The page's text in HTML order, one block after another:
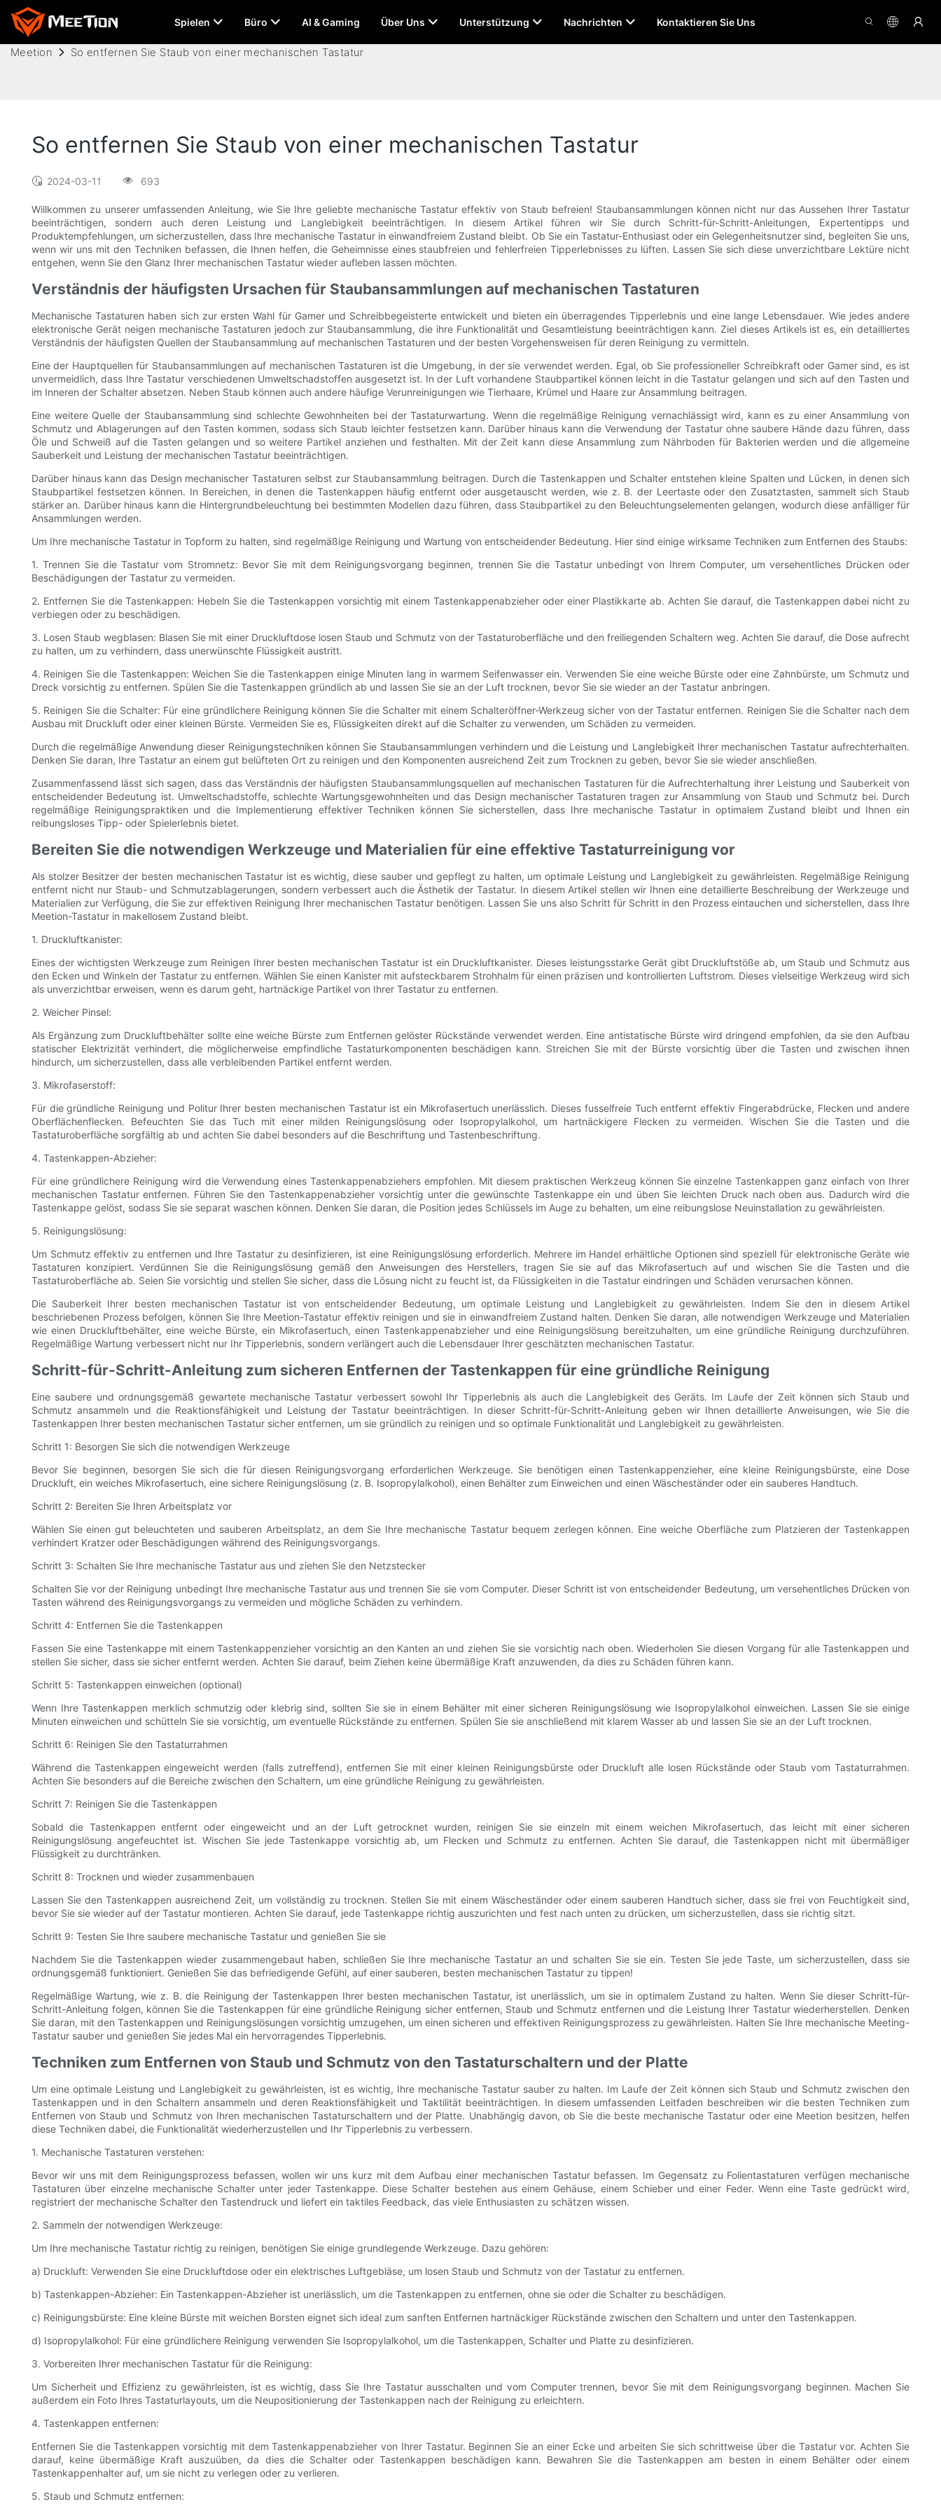
Spielen Büro AI & Gaming Über Uns Unterstützung Nachrichten Kontaktieren Sie Uns
Meetion So entfernen Sie Staub von einer mechanischen Tastatur
So entfernen Sie Staub von einer mechanischen Tastatur
2024-03-11 693
Willkommen zu unserer umfassenden Anleitung, wie Sie Ihre geliebte mechanische Tastatur effektiv von Staub befreien! Staubansammlungen können nicht nur das Aussehen Ihrer Tastatur
beeinträchtigen, sondern auch deren Leistung und Langlebigkeit beeinträchtigen. In diesem Artikel führen wir Sie durch Schritt-für-Schritt-Anleitungen, Expertentipps und
Produktempfehlungen, um sicherzustellen, dass Ihre mechanische Tastatur in einwandfreiem Zustand bleibt. Ob Sie ein Tastatur-Enthusiast oder ein Gelegenheitsnutzer sind, begleiten Sie uns,
wenn wir uns mit den Techniken befassen, die Ihnen helfen, die Geheimnisse eines staubfreien und fehlerfreien Tipperlebnisses zu lüften. Lassen Sie sich diese unverzichtbare Lektüre nicht
entgehen, wenn Sie den Glanz Ihrer mechanischen Tastatur wieder aufleben lassen möchten.
Verständnis der häufigsten Ursachen für Staubansammlungen auf mechanischen Tastaturen
Mechanische Tastaturen haben sich zur ersten Wahl für Gamer und Schreibbegeisterte entwickelt und bieten ein überragendes Tipperlebnis und eine lange Lebensdauer. Wie jedes andere
elektronische Gerät neigen mechanische Tastaturen jedoch zur Staubansammlung, die ihre Funktionalität und Gesamtleistung beeinträchtigen kann. Ziel dieses Artikels ist es, ein detailliertes
Verständnis der häufigsten Quellen der Staubansammlung auf mechanischen Tastaturen und der besten Vorgehensweisen für deren Reinigung zu vermitteln.
Eine der Hauptquellen für Staubansammlungen auf mechanischen Tastaturen ist die Umgebung, in der sie verwendet werden. Egal, ob Sie professioneller Schreibkraft oder Gamer sind, es ist
unvermeidlich, dass Ihre Tastatur verschiedenen Umweltschadstoffen ausgesetzt ist. In der Luft vorhandene Staubpartikel können leicht in die Tastatur gelangen und sich auf den Tasten und
im Inneren der Schalter absetzen. Neben Staub können auch andere häufige Verunreinigungen wie Tierhaare, Krümel und Haare zur Ansammlung beitragen.
Eine weitere Quelle der Staubansammlung sind schlechte Gewohnheiten bei der Tastaturwartung. Wenn die regelmäßige Reinigung vernachlässigt wird, kann es zu einer Ansammlung von
Schmutz und Ablagerungen auf den Tasten kommen, sodass sich Staub leichter festsetzen kann. Darüber hinaus kann die Verwendung der Tastatur ohne saubere Hände dazu führen, dass
Öle und Schweiß auf die Tasten gelangen und so weitere Partikel anziehen und festhalten. Mit der Zeit kann diese Ansammlung zum Nährboden für Bakterien werden und die allgemeine
Sauberkeit und Leistung der mechanischen Tastatur beeinträchtigen.
Darüber hinaus kann das Design mechanischer Tastaturen selbst zur Staubansammlung beitragen. Durch die Tastenkappen und Schalter entstehen kleine Spalten und Lücken, in denen sich
Staubpartikel festsetzen können. In Bereichen, in denen die Tastenkappen häufig entfernt oder ausgetauscht werden, wie z. B. der Leertaste oder den Zusatztasten, sammelt sich Staub
stärker an. Darüber hinaus kann die Hintergrundbeleuchtung bei bestimmten Modellen dazu führen, dass Staubpartikel zu den Beleuchtungselementen gelangen, wodurch diese anfälliger für
Ansammlungen werden.
Um Ihre mechanische Tastatur in Topform zu halten, sind regelmäßige Reinigung und Wartung von entscheidender Bedeutung. Hier sind einige wirksame Techniken zum Entfernen des Staubs:
1. Trennen Sie die Tastatur vom Stromnetz: Bevor Sie mit dem Reinigungsvorgang beginnen, trennen Sie die Tastatur unbedingt von Ihrem Computer, um versehentliches Drücken oder
Beschädigungen der Tastatur zu vermeiden.
2. Entfernen Sie die Tastenkappen: Hebeln Sie die Tastenkappen vorsichtig mit einem Tastenkappenabzieher oder einer Plastikkarte ab. Achten Sie darauf, die Tastenkappen dabei nicht zu
verbiegen oder zu beschädigen.
3. Losen Staub wegblasen: Blasen Sie mit einer Druckluftdose losen Staub und Schmutz von der Tastaturoberfläche und den freiliegenden Schaltern weg. Achten Sie darauf, die Dose aufrecht
zu halten, um zu verhindern, dass unerwünschte Flüssigkeit austritt.
4. Reinigen Sie die Tastenkappen: Weichen Sie die Tastenkappen einige Minuten lang in warmem Seifenwasser ein. Verwenden Sie eine weiche Bürste oder eine Zahnbürste, um Schmutz und
Dreck vorsichtig zu entfernen. Spülen Sie die Tastenkappen gründlich ab und lassen Sie sie an der Luft trocknen, bevor Sie sie wieder an der Tastatur anbringen.
5. Reinigen Sie die Schalter: Für eine gründlichere Reinigung können Sie die Schalter mit einem Schalteröffner-Werkzeug sicher von der Tastatur entfernen. Reinigen Sie die Schalter nach dem
Ausbau mit Druckluft oder einer kleinen Bürste. Vermeiden Sie es, Flüssigkeiten direkt auf die Schalter zu verwenden, um Schäden zu vermeiden.
Durch die regelmäßige Anwendung dieser Reinigungstechniken können Sie Staubansammlungen verhindern und die Leistung und Langlebigkeit Ihrer mechanischen Tastatur aufrechterhalten.
Denken Sie daran, Ihre Tastatur an einem gut belüfteten Ort zu reinigen und den Komponenten ausreichend Zeit zum Trocknen zu geben, bevor Sie sie wieder anschließen.
Zusammenfassend lässt sich sagen, dass das Verständnis der häufigsten Staubansammlungsquellen auf mechanischen Tastaturen für die Aufrechterhaltung ihrer Leistung und Sauberkeit von
entscheidender Bedeutung ist. Umweltschadstoffe, schlechte Wartungsgewohnheiten und das Design mechanischer Tastaturen tragen zur Ansammlung von Staub und Schmutz bei. Durch
regelmäßige Reinigungspraktiken und die Implementierung effektiver Techniken können Sie sicherstellen, dass Ihre mechanische Tastatur in optimalem Zustand bleibt und Ihnen ein
reibungsloses Tipp- oder Spielerlebnis bietet.
Bereiten Sie die notwendigen Werkzeuge und Materialien für eine effektive Tastaturreinigung vor
Als stolzer Besitzer der besten mechanischen Tastatur ist es wichtig, diese sauber und gepflegt zu halten, um optimale Leistung und Langlebigkeit zu gewährleisten. Regelmäßige Reinigung
entfernt nicht nur Staub- und Schmutzablagerungen, sondern verbessert auch die Ästhetik der Tastatur. In diesem Artikel stellen wir Ihnen eine detaillierte Beschreibung der Werkzeuge und
Materialien zur Verfügung, die Sie zur effektiven Reinigung Ihrer mechanischen Tastatur benötigen. Lassen Sie uns also Schritt für Schritt in den Prozess eintauchen und sicherstellen, dass Ihre
Meetion-Tastatur in makellosem Zustand bleibt.
1. Druckluftkanister:
Eines der wichtigsten Werkzeuge zum Reinigen Ihrer besten mechanischen Tastatur ist ein Druckluftkanister. Dieses leistungsstarke Gerät gibt Druckluftstöße ab, um Staub und Schmutz aus
den Ecken und Winkeln der Tastatur zu entfernen. Wählen Sie einen Kanister mit aufsteckbarem Strohhalm für einen präzisen und kontrollierten Luftstrom. Dieses vielseitige Werkzeug wird sich
als unverzichtbar erweisen, wenn es darum geht, hartnäckige Partikel von Ihrer Tastatur zu entfernen.
2. Weicher Pinsel:
Als Ergänzung zum Druckluftbehälter sollte eine weiche Bürste zum Entfernen gelöster Rückstände verwendet werden. Eine antistatische Bürste wird dringend empfohlen, da sie den Aufbau
statischer Elektrizität verhindert, die möglicherweise empfindliche Tastaturkomponenten beschädigen kann. Streichen Sie mit der Bürste vorsichtig über die Tasten und zwischen ihnen
hindurch, um sicherzustellen, dass alle verbleibenden Partikel entfernt werden.
3. Mikrofaserstoff:
Für die gründliche Reinigung und Politur Ihrer besten mechanischen Tastatur ist ein Mikrofasertuch unerlässlich. Dieses fusselfreie Tuch entfernt effektiv Fingerabdrücke, Flecken und andere
Oberflächenflecken. Befeuchten Sie das Tuch mit einer milden Reinigungslösung oder Isopropylalkohol, um hartnäckigere Flecken zu vermeiden. Wischen Sie die Tasten und die
Tastaturoberfläche sorgfältig ab und achten Sie dabei besonders auf die Beschriftung und Tastenbeschriftung.
4. Tastenkappen-Abzieher:
Für eine gründlichere Reinigung wird die Verwendung eines Tastenkappenabziehers empfohlen. Mit diesem praktischen Werkzeug können Sie einzelne Tastenkappen ganz einfach von Ihrer
mechanischen Tastatur entfernen. Führen Sie den Tastenkappenabzieher vorsichtig unter die gewünschte Tastenkappe ein und üben Sie leichten Druck nach oben aus. Dadurch wird die
Tastenkappe gelöst, sodass Sie sie separat waschen können. Denken Sie daran, die Position jedes Schlüssels im Auge zu behalten, um eine reibungslose Neuinstallation zu gewährleisten.
5. Reinigungslösung:
Um Schmutz effektiv zu entfernen und Ihre Tastatur zu desinfizieren, ist eine Reinigungslösung erforderlich. Mehrere im Handel erhältliche Optionen sind speziell für elektronische Geräte wie
Tastaturen konzipiert. Verdünnen Sie die Reinigungslösung gemäß den Anweisungen des Herstellers, tragen Sie sie auf das Mikrofasertuch auf und wischen Sie die Tasten und die
Tastaturoberfläche ab. Seien Sie vorsichtig und stellen Sie sicher, dass die Lösung nicht zu feucht ist, da Flüssigkeiten in die Tastatur eindringen und Schäden verursachen können.
Die Sauberkeit Ihrer besten mechanischen Tastatur ist von entscheidender Bedeutung, um optimale Leistung und Langlebigkeit zu gewährleisten. Indem Sie den in diesem Artikel
beschriebenen Prozess befolgen, können Sie Ihre Meetion-Tastatur effektiv reinigen und sie in einwandfreiem Zustand halten. Denken Sie daran, alle notwendigen Werkzeuge und Materialien
wie einen Druckluftbehälter, eine weiche Bürste, ein Mikrofasertuch, einen Tastenkappenabzieher und eine Reinigungslösung bereitzuhalten, um eine gründliche Reinigung durchzuführen.
Regelmäßige Wartung verbessert nicht nur Ihr Tipperlebnis, sondern verlängert auch die Lebensdauer Ihrer geschätzten mechanischen Tastatur.
Schritt-für-Schritt-Anleitung zum sicheren Entfernen der Tastenkappen für eine gründliche Reinigung
Eine saubere und ordnungsgemäß gewartete mechanische Tastatur verbessert sowohl Ihr Tipperlebnis als auch die Langlebigkeit des Geräts. Im Laufe der Zeit können sich Staub und
Schmutz ansammeln und die Reaktionsfähigkeit und Leistung der Tastatur beeinträchtigen. In dieser Schritt-für-Schritt-Anleitung geben wir Ihnen detaillierte Anweisungen, wie Sie die
Tastenkappen Ihrer besten mechanischen Tastatur sicher entfernen, um sie gründlich zu reinigen und so optimale Funktionalität und Langlebigkeit zu gewährleisten.
Schritt 1: Besorgen Sie sich die notwendigen Werkzeuge
Bevor Sie beginnen, besorgen Sie sich die für diesen Reinigungsvorgang erforderlichen Werkzeuge. Sie benötigen einen Tastenkappenzieher, eine kleine Reinigungsbürste, eine Dose
Druckluft, ein weiches Mikrofasertuch, eine sichere Reinigungslösung (z. B. Isopropylalkohol), einen Behälter zum Einweichen und einen Wäscheständer oder ein sauberes Handtuch.
Schritt 2: Bereiten Sie Ihren Arbeitsplatz vor
Wählen Sie einen gut beleuchteten und sauberen Arbeitsplatz, an dem Sie Ihre mechanische Tastatur bequem zerlegen können. Eine weiche Oberfläche zum Platzieren der Tastenkappen
verhindert Kratzer oder Beschädigungen während des Reinigungsvorgangs.
Schritt 3: Schalten Sie Ihre mechanische Tastatur aus und ziehen Sie den Netzstecker
Schalten Sie vor der Reinigung unbedingt Ihre mechanische Tastatur aus und trennen Sie sie vom Computer. Dieser Schritt ist von entscheidender Bedeutung, um versehentliches Drücken von
Tasten während des Reinigungsvorgangs zu vermeiden und mögliche Schäden zu verhindern.
Schritt 4: Entfernen Sie die Tastenkappen
Fassen Sie eine Tastenkappe mit einem Tastenkappenzieher vorsichtig an den Kanten an und ziehen Sie sie vorsichtig nach oben. Wiederholen Sie diesen Vorgang für alle Tastenkappen und
stellen Sie sicher, dass sie sicher entfernt werden. Achten Sie darauf, beim Ziehen keine übermäßige Kraft anzuwenden, da dies zu Schäden führen kann.
Schritt 5: Tastenkappen einweichen (optional)
Wenn Ihre Tastenkappen merklich schmutzig oder klebrig sind, sollten Sie sie in einem Behälter mit einer sicheren Reinigungslösung wie Isopropylalkohol einweichen. Lassen Sie sie einige
Minuten einweichen und schütteln Sie sie vorsichtig, um eventuelle Rückstände zu entfernen. Spülen Sie sie anschließend mit klarem Wasser ab und lassen Sie sie an der Luft trocknen.
Schritt 6: Reinigen Sie den Tastaturrahmen
Während die Tastenkappen eingeweicht werden (falls zutreffend), entfernen Sie mit einer kleinen Reinigungsbürste oder Druckluft alle losen Rückstände oder Staub vom Tastaturrahmen.
Achten Sie besonders auf die Bereiche zwischen den Schaltern, um eine gründliche Reinigung zu gewährleisten.
Schritt 7: Reinigen Sie die Tastenkappen
Sobald die Tastenkappen entfernt oder eingeweicht und an der Luft getrocknet wurden, reinigen Sie sie einzeln mit einem weichen Mikrofasertuch, das leicht mit einer sicheren
Reinigungslösung angefeuchtet ist. Wischen Sie jede Tastenkappe vorsichtig ab, um Flecken und Schmutz zu entfernen. Achten Sie darauf, die Tastenkappen nicht mit übermäßiger
Flüssigkeit zu durchtränken.
Schritt 8: Trocknen und wieder zusammenbauen
Lassen Sie den Tastenkappen ausreichend Zeit, um vollständig zu trocknen. Stellen Sie mit einem Wäscheständer oder einem sauberen Handtuch sicher, dass sie frei von Feuchtigkeit sind,
bevor Sie sie wieder auf der Tastatur montieren. Achten Sie darauf, jede Tastenkappe richtig auszurichten und fest nach unten zu drücken, um sicherzustellen, dass sie richtig sitzt.
Schritt 9: Testen Sie Ihre saubere mechanische Tastatur und genießen Sie sie
Nachdem Sie die Tastenkappen wieder zusammengebaut haben, schließen Sie Ihre mechanische Tastatur an und schalten Sie sie ein. Testen Sie jede Taste, um sicherzustellen, dass sie
ordnungsgemäß funktioniert. Genießen Sie das befriedigende Gefühl, auf einer sauberen, besten mechanischen Tastatur zu tippen!
Regelmäßige Wartung, wie z. B. die Reinigung der Tastenkappen Ihrer besten mechanischen Tastatur, ist unerlässlich, um sie in optimalem Zustand zu halten. Wenn Sie dieser Schritt-für-
Schritt-Anleitung folgen, können Sie die Tastenkappen für eine gründliche Reinigung sicher entfernen, Staub und Schmutz entfernen und die Leistung Ihrer Tastatur wiederherstellen. Denken
Sie daran, mit den Tastenkappen und Reinigungslösungen vorsichtig umzugehen, um einen sicheren und effektiven Reinigungsprozess zu gewährleisten. Halten Sie Ihre mechanische Meeting-
Tastatur sauber und genießen Sie jedes Mal ein hervorragendes Tipperlebnis.
Techniken zum Entfernen von Staub und Schmutz von den Tastaturschaltern und der Platte
Um eine optimale Leistung und Langlebigkeit zu gewährleisten, ist es wichtig, Ihre mechanische Tastatur sauber zu halten. Im Laufe der Zeit können sich Staub und Schmutz zwischen den
Tastenkappen und in den Schaltern ansammeln und deren Reaktionsfähigkeit und Taktilität beeinträchtigen. In diesem umfassenden Leitfaden beschreiben wir die besten Techniken zum
Entfernen von Staub und Schmutz von Ihren mechanischen Tastaturschaltern und der Platte. Unabhängig davon, ob Sie die beste mechanische Tastatur oder eine Meetion besitzen, helfen
diese Techniken dabei, die Funktionalität wiederherzustellen und Ihr Tipperlebnis zu verbessern.
1. Mechanische Tastaturen verstehen:
Bevor wir uns mit dem Reinigungsprozess befassen, wollen wir uns kurz mit dem Aufbau einer mechanischen Tastatur befassen. Im Gegensatz zu Folientastaturen verfügen mechanische
Tastaturen über einzelne mechanische Schalter unter jeder Tastenkappe. Diese Schalter bestehen aus einem Gehäuse, einem Schieber und einer Feder. Wenn eine Taste gedrückt wird,
registriert der mechanische Schalter den Tastendruck und liefert ein taktiles Feedback, das viele Enthusiasten zu schätzen wissen.
2. Sammeln der notwendigen Werkzeuge:
Um Ihre mechanische Tastatur richtig zu reinigen, benötigen Sie einige grundlegende Werkzeuge. Dazu gehören:
a) Druckluft: Verwenden Sie eine Druckluftdose oder ein elektrisches Luftgebläse, um losen Staub und Schmutz von der Tastatur zu entfernen.
b) Tastenkappen-Abzieher: Ein Tastenkappen-Abzieher ist unerlässlich, um die Tastenkappen zu entfernen, ohne sie oder die Schalter zu beschädigen.
c) Reinigungsbürste: Eine kleine Bürste mit weichen Borsten eignet sich ideal zum sanften Entfernen hartnäckiger Rückstände zwischen den Schaltern und unter den Tastenkappen.
d) Isopropylalkohol: Für eine gründlichere Reinigung verwenden Sie Isopropylalkohol, um die Tastenkappen, Schalter und Platte zu desinfizieren.
3. Vorbereiten Ihrer mechanischen Tastatur für die Reinigung:
Um Sicherheit und Effizienz zu gewährleisten, ist es wichtig, dass Sie Ihre Tastatur ausschalten und vom Computer trennen, bevor Sie mit dem Reinigungsvorgang beginnen. Machen Sie
außerdem ein Foto Ihres Tastaturlayouts, um die Neupositionierung der Tastenkappen nach der Reinigung zu erleichtern.
4. Tastenkappen entfernen:
Entfernen Sie die Tastenkappen vorsichtig mit dem Tastenkappenabzieher von Ihrer Tastatur. Beginnen Sie an einer Ecke und arbeiten Sie sich schrittweise über die Tastatur vor. Achten Sie
darauf, keine übermäßige Kraft auszuüben, da dies die Schalter oder Tastenkappen beschädigen kann. Bewahren Sie die Tastenkappen am besten in einem Behälter oder einem
Tastenkappenhalter auf, um sie nicht zu verlegen oder zu verlieren.
5. Staub und Schmutz entfernen: